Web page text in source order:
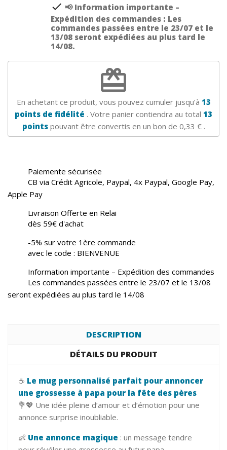
check 📢 Information importante –
Expédition des commandes : Les
commandes passées entre le 23/07 et le
13/08 seront expédiées au plus tard le
14/08.
redeem
En achetant ce produit, vous pouvez cumuler jusqu’à 13
points de fidélité . Votre panier contiendra au total 13
pointspouvant être convertis en un bon de 0,33 €.
Paiemente sécurisée
CB via Crédit Agricole, Paypal, 4x Paypal, Google Pay,
Apple Pay
Livraison Offerte en Relai
dès 59€ d'achat
-5% sur votre 1ère commande
avec le code : BIENVENUE
Information importante – Expédition des commandes
Les commandes passées entre le 23/07 et le 13/08
seront expédiées au plus tard le 14/08
DESCRIPTION
DÉTAILS DU PRODUIT
☕ Le mug personnalisé parfait pour annoncer
une grossesse à papa pour la fête des pères
💐💖 Une idée pleine d’amour et d’émotion pour une
annonce surprise inoubliable.
👶 Une annonce magique : un message tendre